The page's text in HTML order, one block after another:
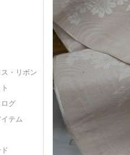
・リボン
グ
テム